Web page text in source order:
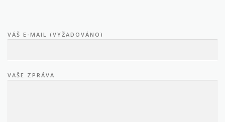
VÁŠ E-MAIL (VYŽADOVÁNO)
VAŠE ZPRÁVA